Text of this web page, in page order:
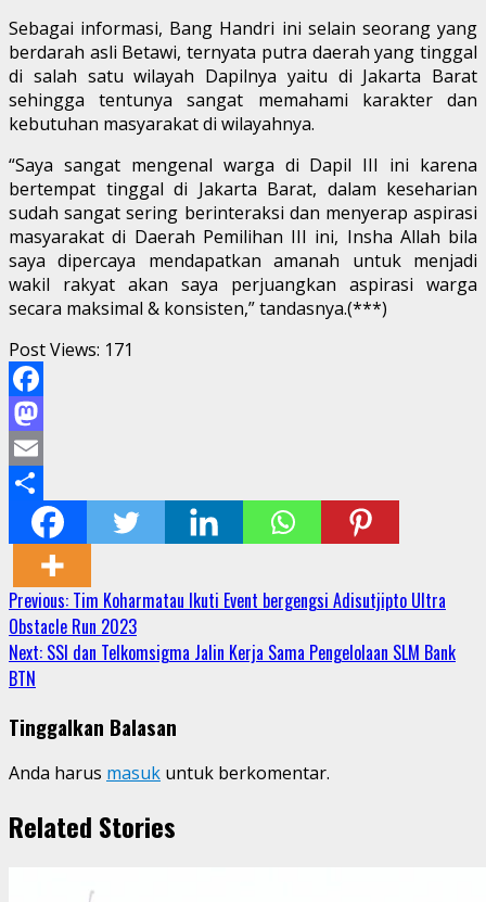
Sebagai informasi, Bang Handri ini selain seorang yang
berdarah asli Betawi, ternyata putra daerah yang tinggal
di salah satu wilayah Dapilnya yaitu di Jakarta Barat
sehingga tentunya sangat memahami karakter dan
kebutuhan masyarakat di wilayahnya.
“Saya sangat mengenal warga di Dapil III ini karena
bertempat tinggal di Jakarta Barat, dalam keseharian
sudah sangat sering berinteraksi dan menyerap aspirasi
masyarakat di Daerah Pemilihan III ini, Insha Allah bila
saya dipercaya mendapatkan amanah untuk menjadi
wakil rakyat akan saya perjuangkan aspirasi warga
secara maksimal & konsisten,” tandasnya.(***)
Post Views: 171
Facebook
Mastodon
Email
Share
Continue
Reading
Previous: Tim Koharmatau Ikuti Event bergengsi Adisutjipto Ultra
Obstacle Run 2023
Next: SSI dan Telkomsigma Jalin Kerja Sama Pengelolaan SLM Bank
BTN
Tinggalkan Balasan
Anda harus masuk untuk berkomentar.
Related Stories